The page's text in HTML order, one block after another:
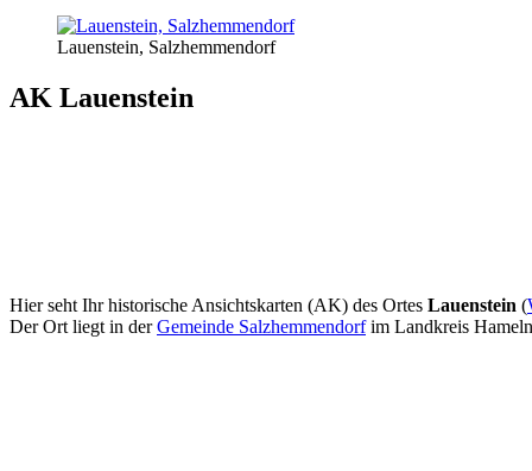
Lauenstein, Salzhemmendorf
AK Lauenstein
Hier seht Ihr historische Ansichtskarten (AK) des Ortes Lauenstein (
Der Ort liegt in derGemeinde Salzhemmendorfim Landkreis